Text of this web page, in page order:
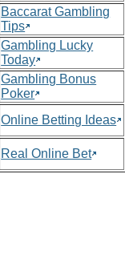
Baccarat Gambling
Tips
Gambling Lucky
Today
Gambling Bonus
Poker
Online Betting Ideas
Real Online Bet